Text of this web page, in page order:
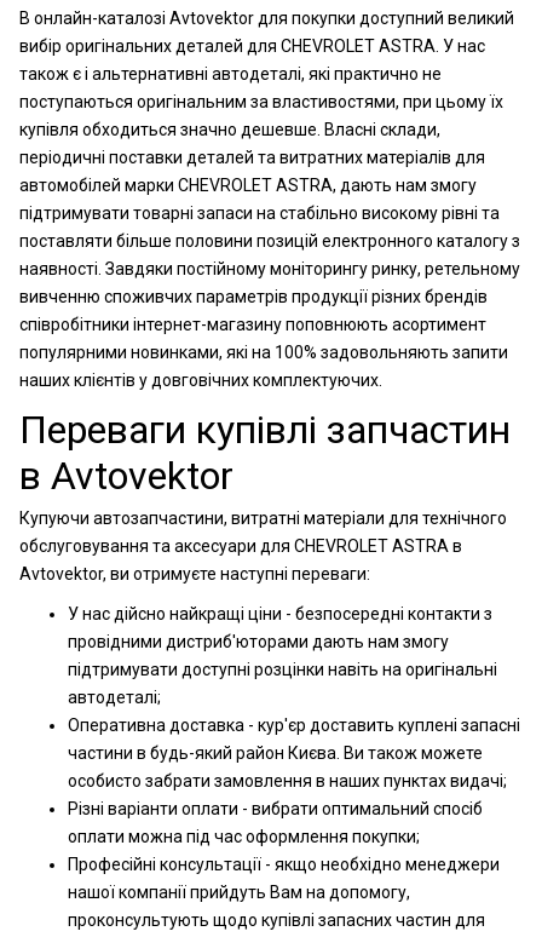
В онлайн-каталозі Avtovektor для покупки доступний великий
вибір оригінальних деталей для CHEVROLET ASTRA. У нас
також є і альтернативні автодеталі, які практично не
поступаються оригінальним за властивостями, при цьому їх
купівля обходиться значно дешевше. Власні склади,
періодичні поставки деталей та витратних матеріалів для
автомобілей марки CHEVROLET ASTRA, дають нам змогу
підтримувати товарні запаси на стабільно високому рівні та
поставляти більше половини позицій електронного каталогу з
наявності. Завдяки постійному моніторингу ринку, ретельному
вивченню споживчих параметрів продукції різних брендів
співробітники інтернет-магазину поповнюють асортимент
популярними новинками, які на 100% задовольняють запити
наших клієнтів у довговічних комплектуючих.
Переваги купівлі запчастин
в Avtovektor
Купуючи автозапчастини, витратні матеріали для технічного
обслуговування та аксесуари для CHEVROLET ASTRA в
Avtovektor, ви отримуєте наступні переваги:
У нас дійсно найкращі ціни - безпосередні контакти з
провідними дистриб'юторами дають нам змогу
підтримувати доступні розцінки навіть на оригінальні
автодеталі;
Оперативна доставка - кур'єр доставить куплені запасні
частини в будь-який район Києва. Ви також можете
особисто забрати замовлення в наших пунктах видачі;
Різні варіанти оплати - вибрати оптимальний спосіб
оплати можна під час оформлення покупки;
Професійні консультації - якщо необхідно менеджери
нашої компанії прийдуть Вам на допомогу,
проконсультують щодо купівлі запасних частин для